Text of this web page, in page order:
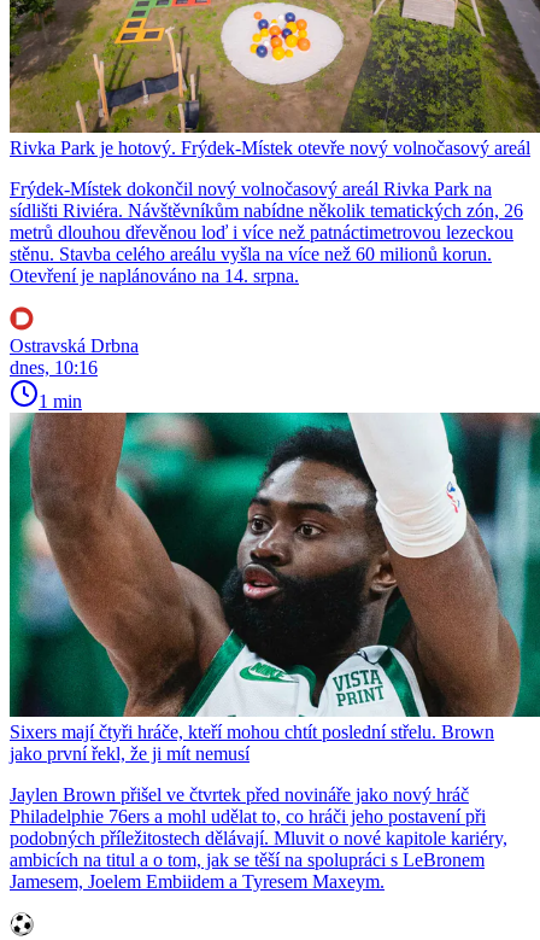
Rivka Park je hotový. Frýdek-Místek otevře nový volnočasový areál
Frýdek-Místek dokončil nový volnočasový areál Rivka Park na
sídlišti Riviéra. Návštěvníkům nabídne několik tematických zón, 26
metrů dlouhou dřevěnou loď i více než patnáctimetrovou lezeckou
stěnu. Stavba celého areálu vyšla na více než 60 milionů korun.
Otevření je naplánováno na 14. srpna.
Ostravská Drbna
dnes, 10:16
1 min
Sixers mají čtyři hráče, kteří mohou chtít poslední střelu. Brown
jako první řekl, že ji mít nemusí
Jaylen Brown přišel ve čtvrtek před novináře jako nový hráč
Philadelphie 76ers a mohl udělat to, co hráči jeho postavení při
podobných příležitostech dělávají. Mluvit o nové kapitole kariéry,
ambicích na titul a o tom, jak se těší na spolupráci s LeBronem
Jamesem, Joelem Embiidem a Tyresem Maxeym.